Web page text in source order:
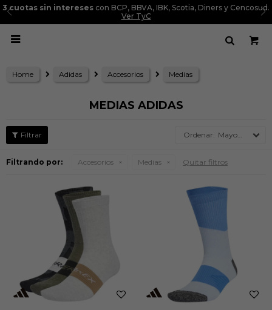
3 cuotas sin intereses con BCP, BBVA, IBK, Scotia, Diners y Cencosud.
Ver TyC

Home Adidas Accesorios Medias
MEDIAS ADIDAS
Mayor precio
Filtrando por: Accesorios Medias Quitar filtros